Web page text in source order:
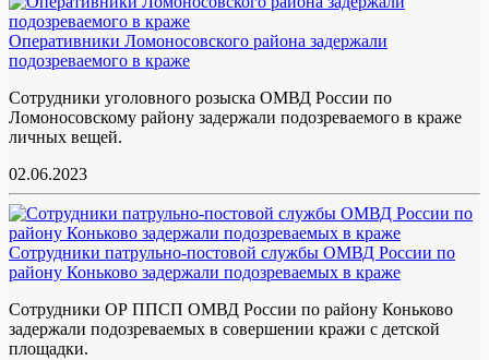
Оперативники Ломоносовского района задержали
подозреваемого в краже
Сотрудники уголовного розыска ОМВД России по
Ломоносовскому району задержали подозреваемого в краже
личных вещей.
02.06.2023
Сотрудники патрульно-постовой службы ОМВД России по
району Коньково задержали подозреваемых в краже
Сотрудники ОР ППСП ОМВД России по району Коньково
задержали подозреваемых в совершении кражи с детской
площадки.